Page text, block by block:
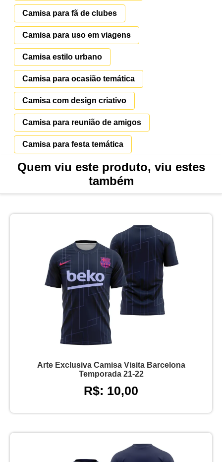
Camisa para fã de clubes
Camisa para uso em viagens
Camisa estilo urbano
Camisa para ocasião temática
Camisa com design criativo
Camisa para reunião de amigos
Camisa para festa temática
Quem viu este produto, viu estes
também
Arte Exclusiva Camisa Visita Barcelona
Temporada 21-22
R$: 10,00